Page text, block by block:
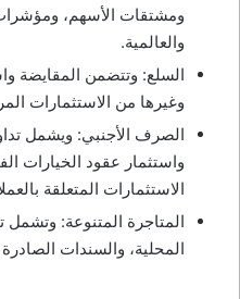
ومشتقات الأسهم،
والعالمية.
السلع: وتتضمن المقايضة
وغيرها من الاستثمارات
الصرف الأجنبي: ويشمل
واستثمار عقود الخيارات
الاستثمارات المتعلقة
المتاجرة المتنوعة:
المحلية، والسندات